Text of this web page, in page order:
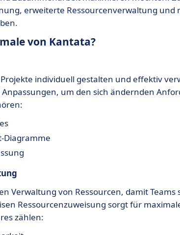
erweiterte Ressourcenverwaltung
von Kantata?
individuell gestalten und effektiv
um den sich ändernden
Diagramme
Verwaltung von Ressourcen, damit Teams
Ressourcenzuweisung sorgt für
zählen: